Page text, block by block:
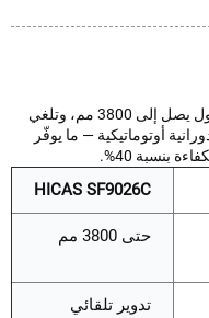
تُنتج آلة ال SF9026C البالات الطويلة جدًّا بطول يصل إلى 3800 مم، وتلغي
أوتوماتيكية — ما يوفّر
40%.
HICAS SF9026C
حتى 3800 مم
تدوير تلقائي